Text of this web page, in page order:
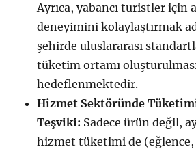
Ayrıca, yabancı turistler için
deneyimini kolaylaştırmak
şehirde uluslararası
tüketim ortamı
hedeflenmektedir.
Hizmet Sektöründe
Teşviki: Sadece ürün değil,
hizmet tüketimi de (eğlence,